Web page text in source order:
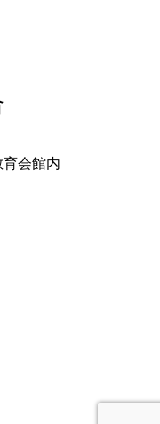
会館内